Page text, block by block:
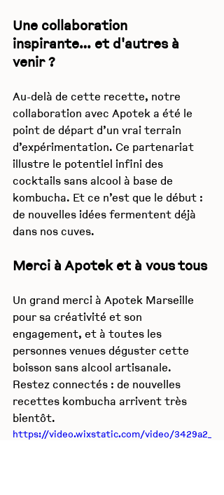
Une collaboration
inspirante… et d'autres à
venir ?
Au-delà de cette recette, notre
collaboration avec Apotek a été le
point de départ d’un vrai terrain
d’expérimentation. Ce partenariat
illustre le potentiel infini des
cocktails sans alcool à base de
kombucha. Et ce n’est que le début :
de nouvelles idées fermentent déjà
dans nos cuves.
Merci à Apotek et à vous tous
Un grand merci à Apotek Marseille
pour sa créativité et son
engagement, et à toutes les
personnes venues déguster cette
boisson sans alcool artisanale.
Restez connectés : de nouvelles
recettes kombucha arrivent très
bientôt.
https://video.wixstatic.com/video/3429a2_